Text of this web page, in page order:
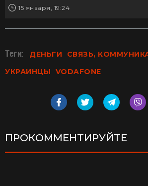
15 января, 19:24
Теги: ДЕНЬГИ
СВЯЗЬ,
УКРАИНЦЫ
VODAFONE
ПРОКОММЕНТИРУЙТЕ